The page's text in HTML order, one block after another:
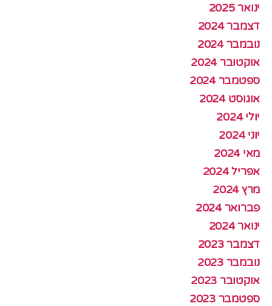
ינואר 2025
דצמבר 2024
נובמבר 2024
אוקטובר 2024
ספטמבר 2024
אוגוסט 2024
יולי 2024
יוני 2024
מאי 2024
אפריל 2024
מרץ 2024
פברואר 2024
ינואר 2024
דצמבר 2023
נובמבר 2023
אוקטובר 2023
ספטמבר 2023